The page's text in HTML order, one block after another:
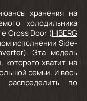
хранения на
холодильника
Cross Door (HIBERG
исполнении Side-
). Эта модель
хватит на
семьи. И весь
по